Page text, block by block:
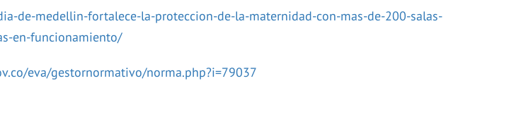
de-medellin-fortalece-la-proteccion-de-la-maternidad-con-mas-de-200-salas-
en-funcionamiento/
eva/gestornormativo/norma.php?i=79037